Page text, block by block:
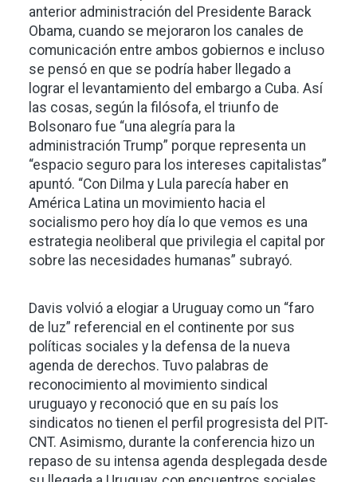
anterior administración del Presidente Barack
Obama, cuando se mejoraron los canales de
comunicación entre ambos gobiernos e incluso
se pensó en que se podría haber llegado a
lograr el levantamiento del embargo a Cuba. Así
las cosas, según la filósofa, el triunfo de
Bolsonaro fue “una alegría para la
administración Trump” porque representa un
“espacio seguro para los intereses capitalistas”
apuntó. “Con Dilma y Lula parecía haber en
América Latina un movimiento hacia el
socialismo pero hoy día lo que vemos es una
estrategia neoliberal que privilegia el capital por
sobre las necesidades humanas” subrayó.
Davis volvió a elogiar a Uruguay como un “faro
de luz” referencial en el continente por sus
políticas sociales y la defensa de la nueva
agenda de derechos. Tuvo palabras de
reconocimiento al movimiento sindical
uruguayo y reconoció que en su país los
sindicatos no tienen el perfil progresista del PIT-
CNT. Asimismo, durante la conferencia hizo un
repaso de su intensa agenda desplegada desde